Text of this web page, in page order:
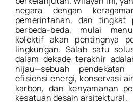
negara dengan
pemerintahan, dan tingkat
berbeda-beda, mulai
kolektif akan pentingnya
lingkungan. Salah satu
dalam dekade terakhir
hijau—sebuah pendekatan
efisiensi energi, konservasi
karbon, dan kenyamanan
kesatuan desain arsitektural.